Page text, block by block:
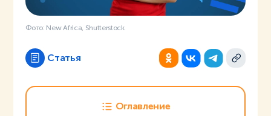
Фото: New Africa, Shutterstock
Статья
Оглавление